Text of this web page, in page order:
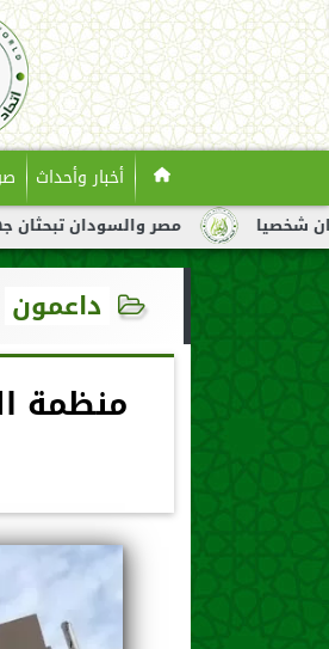
أخبار وأحداث
مصر والسودان تبحثان جهود استعادة
داعمون
منظمة